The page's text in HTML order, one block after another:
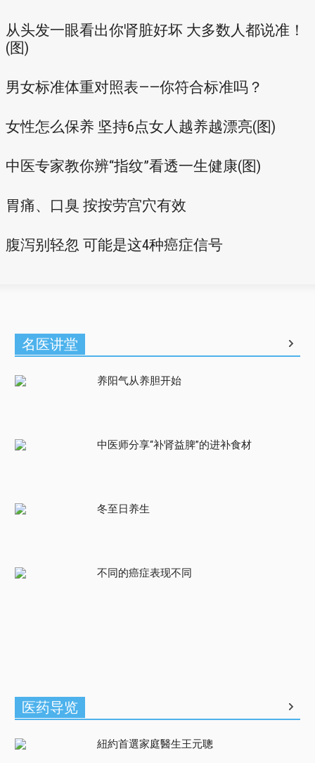
从头发一眼看出你肾脏好坏 大多数人都说准！
(图)
男女标准体重对照表——你符合标准吗？
女性怎么保养 坚持6点女人越养越漂亮(图)
中医专家教你辨“指纹”看透一生健康(图)
胃痛、口臭 按按劳宫穴有效
腹泻别轻忽 可能是这4种癌症信号
名医讲堂
养阳气从养胆开始
中医师分享“补肾益脾”的进补食材
冬至日养生
不同的癌症表现不同
医药导览
紐約首選家庭醫生王元聰